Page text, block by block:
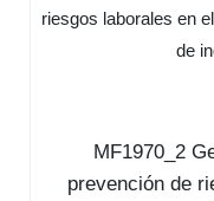
MF1970_2
prevención de